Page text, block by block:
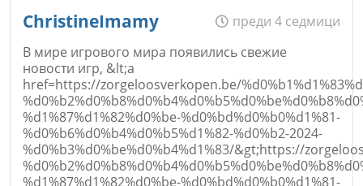
Откажи
Email
ChristineImamy
преди 4 седмици
В мире игрового мира появились свежие
новости игр, &lt;a
href=https://zorgeloosverkopen.be/
%d1%87%d1%82%d0%be-%d0%bd%d0%b0%d1%81-
%d0%b6%d0%b4%d0%b5%d1%82-%d0%b2-2024-
%d0%b3%d0%be%d0%b4%d1%83/&gt;https://
%d1%87%d1%82%d0%be-%d0%bd%d0%b0%d1%81-